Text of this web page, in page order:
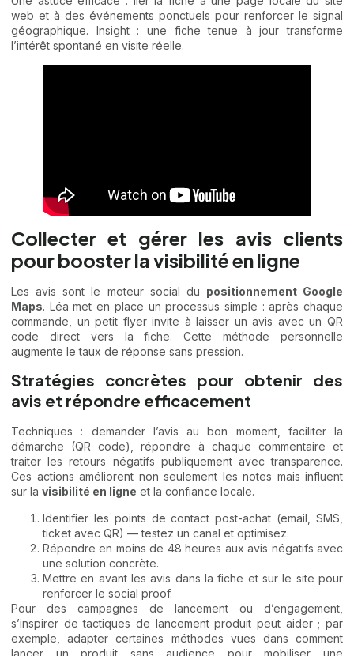
web et à des événements ponctuels pour renforcer le signal
géographique. Insight : une fiche tenue à jour transforme
l’intérêt spontané en visite réelle.
Collecter et gérer les avis clients
pour booster la visibilité en ligne
Les avis sont le moteur social du positionnement Google
Maps. Léa met en place un processus simple : après chaque
commande, un petit flyer invite à laisser un avis avec un QR
code direct vers la fiche. Cette méthode personnelle
augmente le taux de réponse sans pression.
Stratégies concrètes pour obtenir des
avis et répondre efficacement
Techniques : demander l’avis au bon moment, faciliter la
démarche (QR code), répondre à chaque commentaire et
traiter les retours négatifs publiquement avec transparence.
Ces actions améliorent non seulement les notes mais influent
sur la visibilité en ligne et la confiance locale.
Identifier les points de contact post-achat (email, SMS,
ticket avec QR) — testez un canal et optimisez.
Répondre en moins de 48 heures aux avis négatifs avec
une solution concrète.
Mettre en avant les avis dans la fiche et sur le site pour
renforcer le social proof.
Pour des campagnes de lancement ou d’engagement,
s’inspirer de tactiques de lancement produit peut aider ; par
exemple, adapter certaines méthodes vues dans comment
lancer un produit sans audience pour mobiliser une